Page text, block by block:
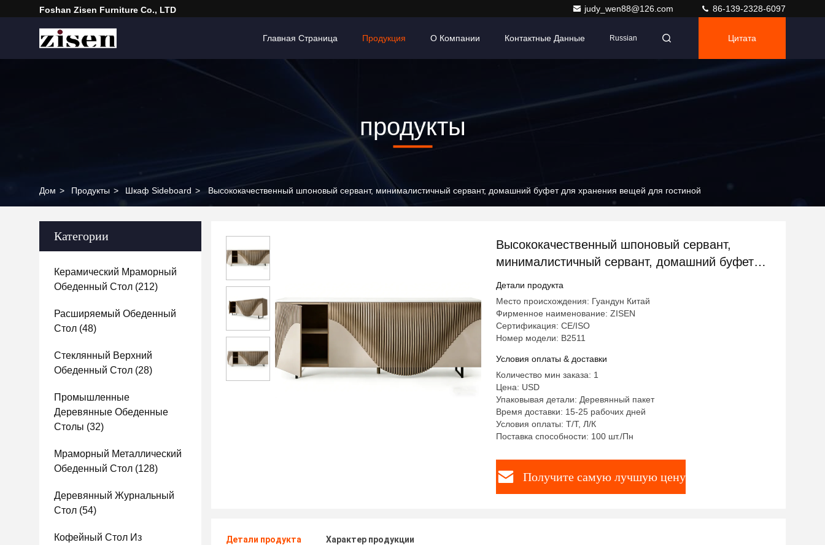
Foshan Zisen Furniture Co., LTD judy_wen88@126.com 86-139-2328-6097
Главная Страница Продукция О Компании Контактные Данные Russian Цитата
продукты
Дом > Продукты > Шкаф Sideboard > Высококачественный шпоновый сервант, минималистичный сервант, домашний буфет для хранения вещей для гостиной
Категории
Керамический Мраморный
Обеденный Стол (212)
Расширяемый Обеденный
Стол (48)
Стеклянный Верхний
Обеденный Стол (28)
Промышленные
Деревянные Обеденные
Столы (32)
Мраморный Металлический
Обеденный Стол (128)
Деревянный Журнальный
Стол (54)
Кофейный Стол Из
Высококачественный шпоновый сервант,
минималистичный сервант, домашний буфет
для хранения вещей для гостиной
Детали продукта
Место происхождения: Гуандун Китай
Фирменное наименование: ZISEN
Сертификация: CE/ISO
Номер модели: В2511
Условия оплаты & доставки
Количество мин заказа: 1
Цена: USD
Упаковывая детали: Деревянный пакет
Время доставки: 15-25 рабочих дней
Условия оплаты: Т/Т, Л/К
Поставка способности: 100 шт./Пн
Получите самую лучшую цену
Детали продукта Характер продукции